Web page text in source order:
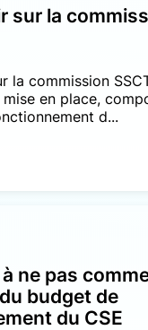
sur la
la commission
en place,
d...
ne pas
budget de
du CSE